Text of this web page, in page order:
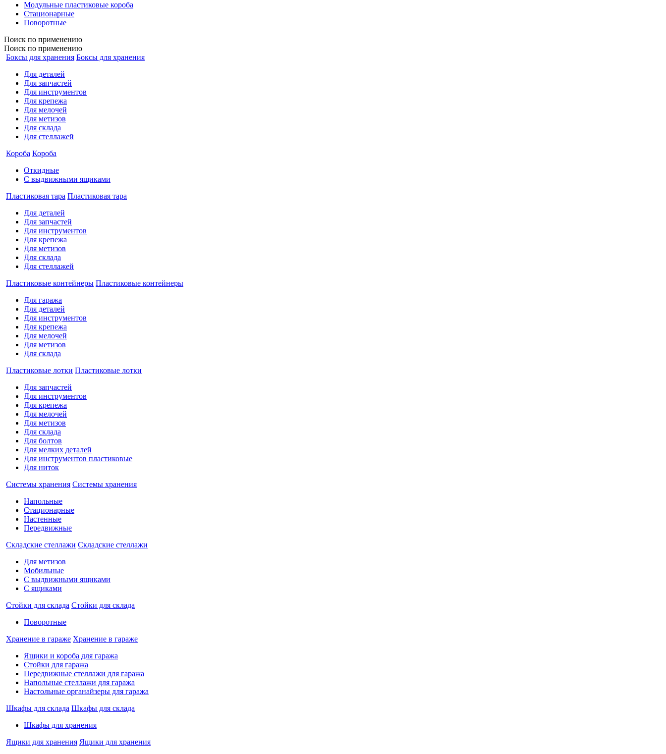
Модульные пластиковые короба
Стационарные
Поворотные
Поиск по применению
Поиск по применению
Боксы для хранения Боксы для хранения
Для деталей
Для запчастей
Для инструментов
Для крепежа
Для мелочей
Для метизов
Для склада
Для стеллажей
Короба Короба
Откидные
С выдвижными ящиками
Пластиковая тара Пластиковая тара
Для деталей
Для запчастей
Для инструментов
Для крепежа
Для метизов
Для склада
Для стеллажей
Пластиковые контейнеры Пластиковые контейнеры
Для гаража
Для деталей
Для инструментов
Для крепежа
Для мелочей
Для метизов
Для склада
Пластиковые лотки Пластиковые лотки
Для запчастей
Для инструментов
Для крепежа
Для мелочей
Для метизов
Для склада
Для болтов
Для мелких деталей
Для инструментов пластиковые
Для ниток
Системы хранения Системы хранения
Напольные
Стационарные
Настенные
Передвижные
Складские стеллажи Складские стеллажи
Для метизов
Мобильные
С выдвижными ящиками
С ящиками
Стойки для склада Стойки для склада
Поворотные
Хранение в гараже Хранение в гараже
Ящики и короба для гаража
Стойки для гаража
Передвижные стеллажи для гаража
Напольные стеллажи для гаража
Настольные органайзеры для гаража
Шкафы для склада Шкафы для склада
Шкафы для хранения
Ящики для хранения Ящики для хранения